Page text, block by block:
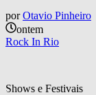
por Otavio Pinheiro
ontem
Rock In Rio
Shows e Festivais